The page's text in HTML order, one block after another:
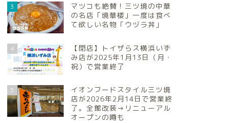
3
マツコも絶賛！三ツ境の中華
の名店「境華楼」一度は食べ
て欲しい名物「ウヅラ丼」
4
【閉店】トイザらス横浜いず
み店が2025年1月13日（月・
祝）で営業終了
5
イオンフードスタイル三ツ境
店が2026年2月14日で営業終
了。全館改装→リニューアル
オープンの噂も